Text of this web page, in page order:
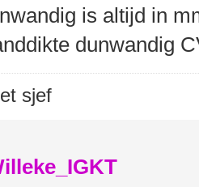
is altijd in
dunwandig
sjef